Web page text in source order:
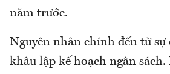
năm trước.
Nguyên nhân chính đến từ
khâu lập kế hoạch ngân